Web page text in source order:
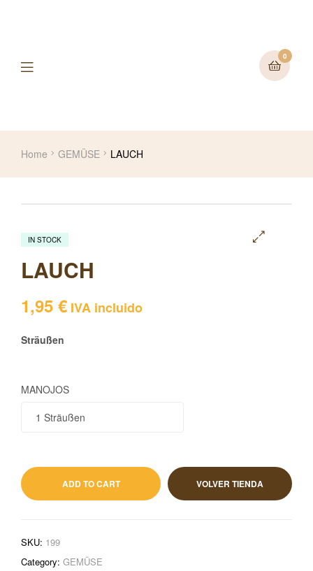
0
Home GEMÜSE LAUCH
IN STOCK
LAUCH
1,95 € IVA incluido
Sträußen
MANOJOS
ADD TO CART VOLVER TIENDA
SKU: 199
Category: GEMÜSE